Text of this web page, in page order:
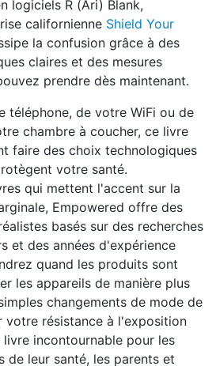
logiciels R (Ari) Blank,
californienne Shield Your
la confusion grâce à des
claires et des mesures
prendre dès maintenant.
téléphone, de votre WiFi ou de
chambre à coucher, ce livre
faire des choix technologiques
votre santé.
qui mettent l'accent sur la
Empowered offre des
basés sur des recherches
et des années d'expérience
quand les produits sont
les appareils de manière plus
changements de mode de
votre résistance à l'exposition
incontournable pour les
de leur santé, les parents et